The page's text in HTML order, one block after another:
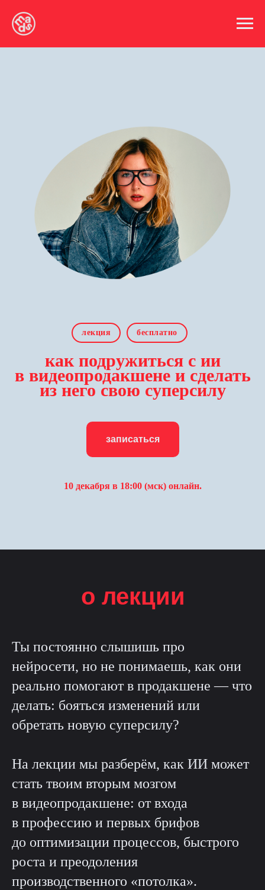
лекция бесплатно
как подружиться с ии
в видеопродакшене и сделать
из него свою суперсилу
записаться
10 декабря в 18:00 (мск) онлайн.
о лекции
Ты постоянно слышишь про
нейросети, но не понимаешь, как они
реально помогают в продакшене — что
делать: бояться изменений или
обретать новую суперсилу?
На лекции мы разберём, как ИИ может
стать твоим вторым мозгом
в видеопродакшене: от входа
в профессию и первых брифов
до оптимизации процессов, быстрого
роста и преодоления
производственного «потолка».